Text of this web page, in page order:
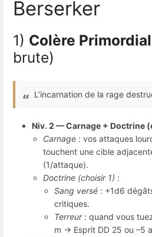
Berserker
1) Colère
brute)
L’incarnation de la rage
Niv. 2 — Carnage + Doctrine
Carnage : vos attaques
touchent une cible
(1/attaque).
Doctrine (choisir 1) :
Sang versé : +1d6
critiques.
Terreur: quand vous
m → Esprit DD 25 ou –5